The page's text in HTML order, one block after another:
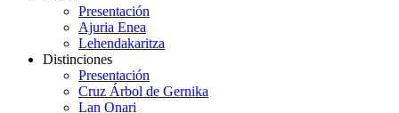
Presentación
Ajuria Enea
Lehendakaritza
Distinciones
Presentación
Cruz Árbol de Gernika
Lan Onari